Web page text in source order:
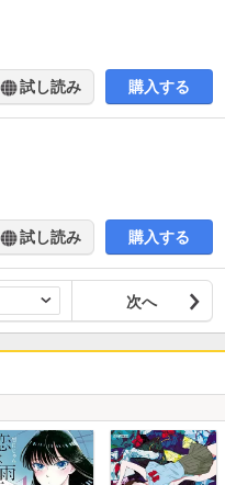
試し読み 購入する
試し読み 購入する
次へ